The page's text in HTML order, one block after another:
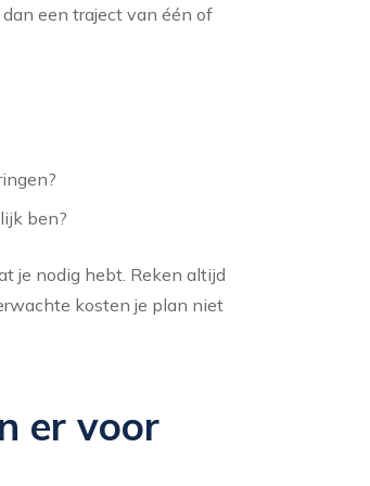
een traject van één of
ben?
je nodig hebt. Reken altijd
kosten je plan niet
er voor